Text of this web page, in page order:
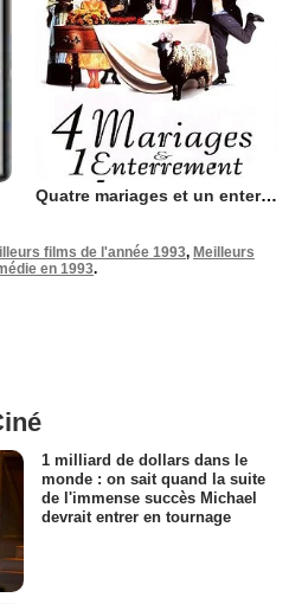
Quatre mariages et un enterrement
films de l'année 1993, Meilleurs
en 1993.
1 milliard de dollars dans le
monde : on sait quand la suite
de l'immense succès Michael
devrait entrer en tournage